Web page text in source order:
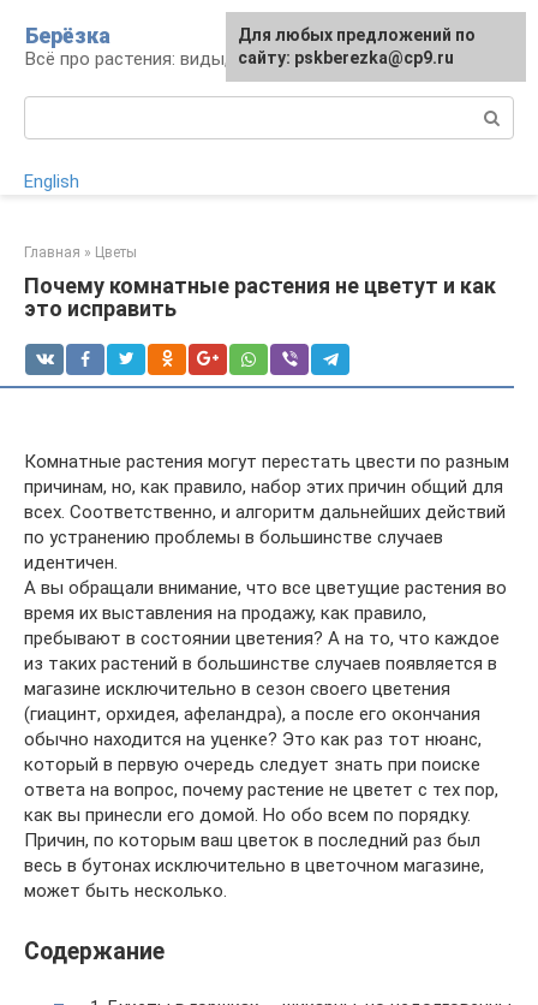
контенту
Берёзка
Всё про растения: виды, выращивание, уход
English
Главная » Цветы
Почему комнатные растения не цветут и как
это исправить
Комнатные растения могут перестать цвести по разным
причинам, но, как правило, набор этих причин общий для
всех. Соответственно, и алгоритм дальнейших действий
по устранению проблемы в большинстве случаев
идентичен.
А вы обращали внимание, что все цветущие растения во
время их выставления на продажу, как правило,
пребывают в состоянии цветения? А на то, что каждое
из таких растений в большинстве случаев появляется в
магазине исключительно в сезон своего цветения
(гиацинт, орхидея, афеландра), а после его окончания
обычно находится на уценке? Это как раз тот нюанс,
который в первую очередь следует знать при поиске
ответа на вопрос, почему растение не цветет с тех пор,
как вы принесли его домой. Но обо всем по порядку.
Причин, по которым ваш цветок в последний раз был
весь в бутонах исключительно в цветочном магазине,
может быть несколько.
Содержание
Для любых предложений по
сайту: pskberezka@cp9.ru